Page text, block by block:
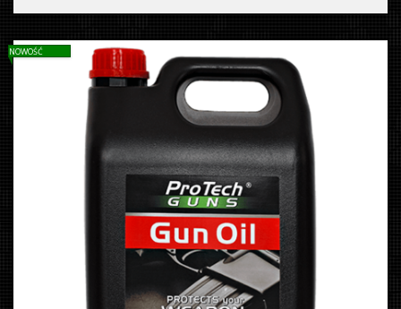
NOWOŚĆ